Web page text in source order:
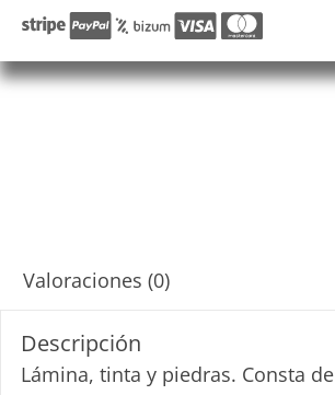
Valoraciones (0)
Descripción
Lámina, tinta y piedras. Consta